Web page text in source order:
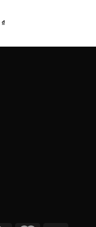
₫Khoảng